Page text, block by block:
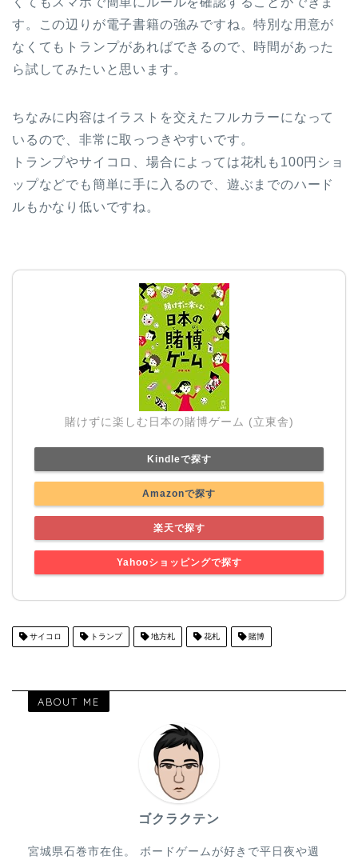
す。この辺りが電子書籍の強みですね。特別な用意が
なくてもトランプがあればできるので、時間があった
ら試してみたいと思います。
ちなみに内容はイラストを交えたフルカラーになって
いるので、非常に取っつきやすいです。
トランプやサイコロ、場合によっては花札も100円ショ
ップなどでも簡単に手に入るので、遊ぶまでのハード
ルもかなり低いですね。
賭けずに楽しむ日本の賭博ゲーム (立東舎)
Kindleで探す
Amazonで探す
楽天で探す
Yahooショッピングで探す
サイコロ トランプ 地方札 花札 賭博
ABOUT ME
ゴクラクテン
宮城県石巻市在住。 ボードゲームが好きで平日夜や週